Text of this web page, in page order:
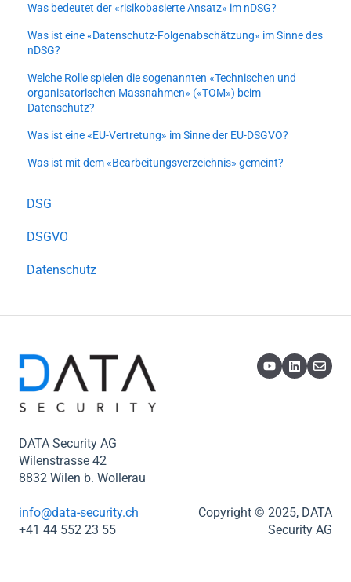
Was bedeutet der «risikobasierte Ansatz» im nDSG?
Was ist eine «Datenschutz-Folgenabschätzung» im Sinne des
nDSG?
Welche Rolle spielen die sogenannten «Technischen und
organisatorischen Massnahmen» («TOM») beim
Datenschutz?
Was ist eine «EU-Vertretung» im Sinne der EU-DSGVO?
Was ist mit dem «Bearbeitungsverzeichnis» gemeint?
DSG
DSGVO
Datenschutz
DATA Security AG
Wilenstrasse 42
8832 Wilen b. Wollerau
info@data-security.ch
+41 44 552 23 55
Copyright © 2025, DATA
Security AG